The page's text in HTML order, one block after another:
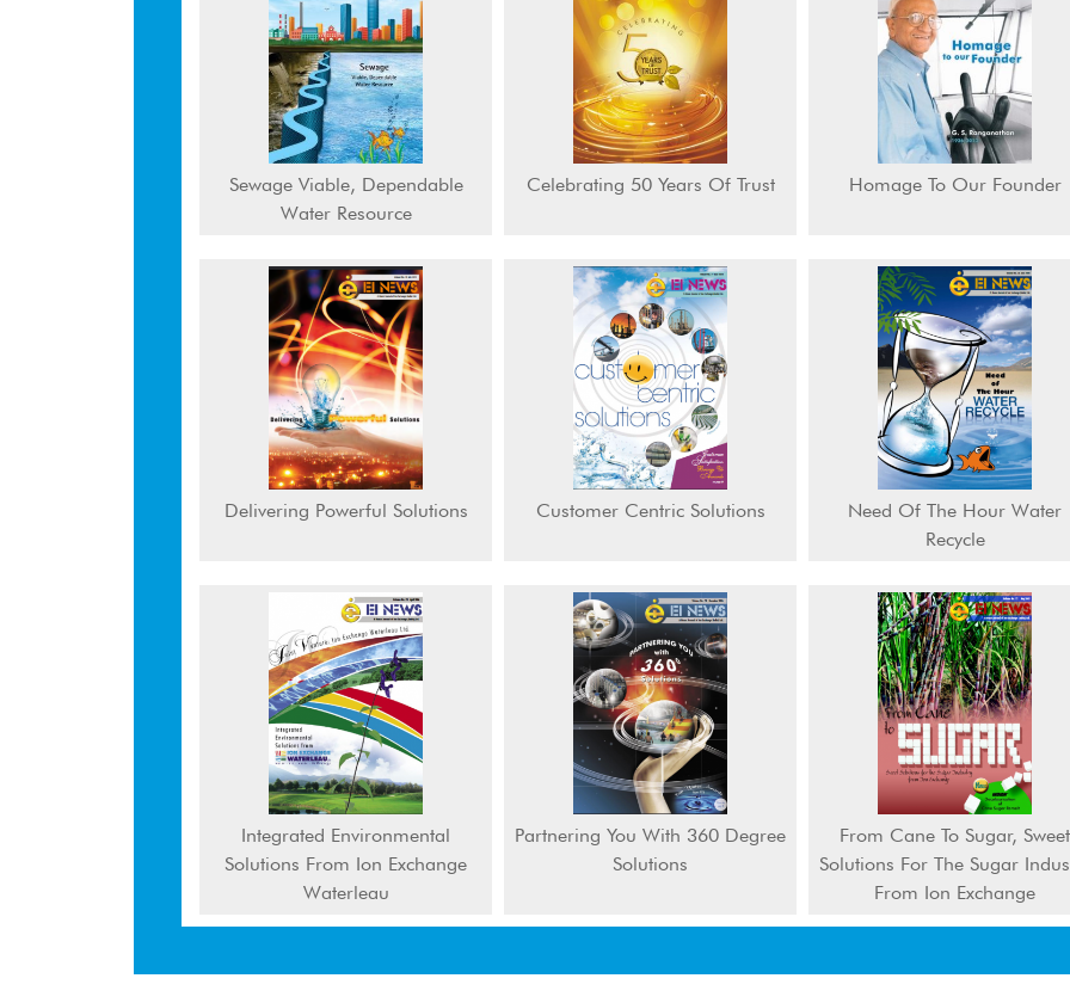
Sewage Viable, Dependable
Water Resource
Celebrating 50 Years Of Trust Homage To Our Founder
Delivering Powerful Solutions Customer Centric Solutions
Need Of The Hour Water
Recycle
Integrated Environmental
Solutions From Ion Exchange
Waterleau
Partnering You With 360 Degree
Solutions
From Cane To Sugar, Sweet
Solutions For The Sugar
From Ion Exchange